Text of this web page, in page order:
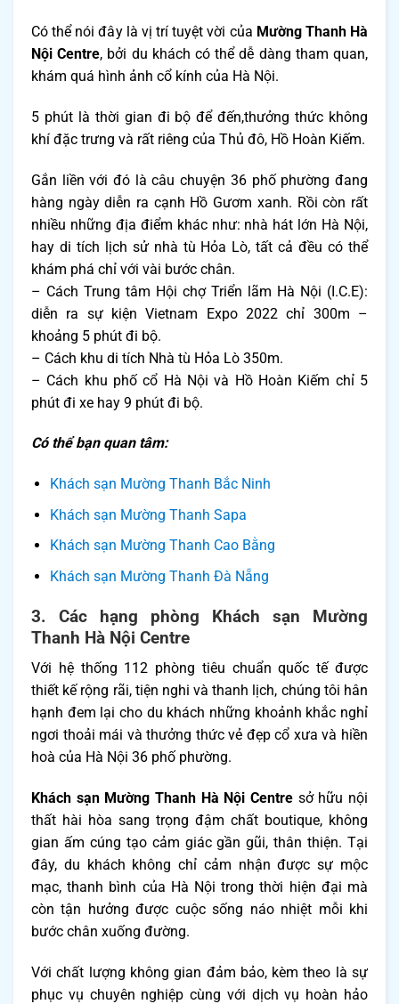
Có thể nói đây là vị trí tuyệt vời của Mường Thanh Hà
Nội Centre, bởi du khách có thể dễ dàng tham quan,
khám quá hình ảnh cổ kính của Hà Nội.
5 phút là thời gian đi bộ để đến,thưởng thức không
khí đặc trưng và rất riêng của Thủ đô, Hồ Hoàn Kiếm.
Gắn liền với đó là câu chuyện 36 phố phường đang
hàng ngày diễn ra cạnh Hồ Gươm xanh. Rồi còn rất
nhiều những địa điểm khác như: nhà hát lớn Hà Nội,
hay di tích lịch sử nhà tù Hỏa Lò, tất cả đều có thể
khám phá chỉ với vài bước chân.
– Cách Trung tâm Hội chợ Triển lãm Hà Nội (I.C.E):
diễn ra sự kiện Vietnam Expo 2022 chỉ 300m –
khoảng 5 phút đi bộ.
– Cách khu di tích Nhà tù Hỏa Lò 350m.
– Cách khu phố cổ Hà Nội và Hồ Hoàn Kiếm chỉ 5
phút đi xe hay 9 phút đi bộ.
Có thể bạn quan tâm:
Khách sạn Mường Thanh Bắc Ninh
Khách sạn Mường Thanh Sapa
Khách sạn Mường Thanh Cao Bằng
Khách sạn Mường Thanh Đà Nẵng
3. Các hạng phòng Khách sạn Mường
Thanh Hà Nội Centre
Với hệ thống 112 phòng tiêu chuẩn quốc tế được
thiết kế rộng rãi, tiện nghi và thanh lịch, chúng tôi hân
hạnh đem lại cho du khách những khoảnh khắc nghỉ
ngơi thoải mái và thưởng thức vẻ đẹp cổ xưa và hiền
hoà của Hà Nội 36 phố phường.
Khách sạn Mường Thanh Hà Nội Centre sở hữu nội
thất hài hòa sang trọng đậm chất boutique, không
gian ấm cúng tạo cảm giác gần gũi, thân thiện. Tại
đây, du khách không chỉ cảm nhận được sự mộc
mạc, thanh bình của Hà Nội trong thời hiện đại mà
còn tận hưởng được cuộc sống náo nhiệt mỗi khi
bước chân xuống đường.
Với chất lượng không gian đảm bảo, kèm theo là sự
phục vụ chuyên nghiệp cùng với dịch vụ hoàn hảo